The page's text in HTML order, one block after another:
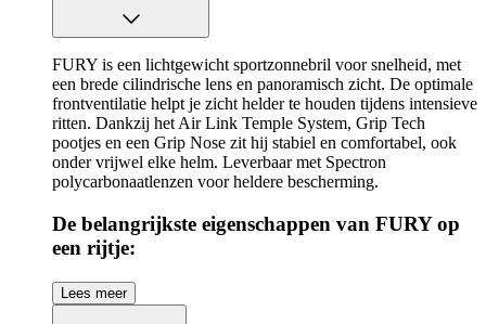
FURY is een lichtgewicht sportzonnebril voor snelheid, met
een brede cilindrische lens en panoramisch zicht. De optimale
frontventilatie helpt je zicht helder te houden tijdens intensieve
ritten. Dankzij het Air Link Temple System, Grip Tech
pootjes en een Grip Nose zit hij stabiel en comfortabel, ook
onder vrijwel elke helm. Leverbaar met Spectron
polycarbonaatlenzen voor heldere bescherming.
De belangrijkste eigenschappen van FURY op
een rijtje:
Cilindrische lens
Panoramisch zicht
Lees meer